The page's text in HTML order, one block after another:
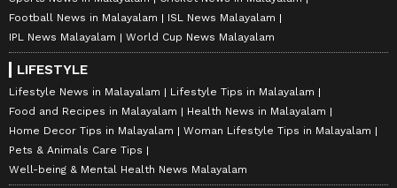
Football News in Malayalam
ISL News Malayalam
IPL News Malayalam
World Cup News Malayalam
LIFESTYLE
Lifestyle News in Malayalam
Lifestyle Tips in Malayalam
Food and Recipes in Malayalam
Health News in Malayalam
Home Decor Tips in Malayalam
Woman Lifestyle Tips in Malayalam
Pets & Animals Care Tips
Well-being & Mental Health News Malayalam